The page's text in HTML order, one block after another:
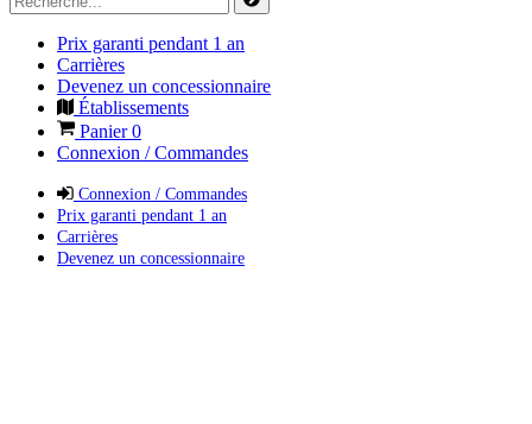
Prix garanti pendant 1 an
Carrières
Devenez un concessionnaire
Établissements
Panier0
Connexion / Commandes
Connexion / Commandes
Prix garanti pendant 1 an
Carrières
Devenez un concessionnaire